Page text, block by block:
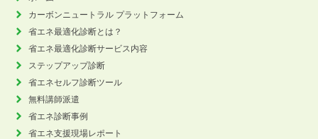
カーボンニュートラル プラットフォーム
省エネ最適化診断とは？
省エネ最適化診断サービス内容
ステップアップ診断
省エネセルフ診断ツール
無料講師派遣
省エネ診断事例
省エネ支援現場レポート